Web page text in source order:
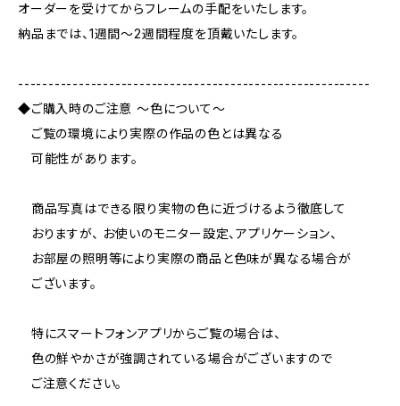
オーダーを受けてからフレームの手配をいたします。
納品までは、1週間～2週間程度を頂戴いたします。
----------------------------------------------------------
◆ご購入時のご注意 ～色について～
ご覧の環境により実際の作品の色とは異なる
可能性があります。
商品写真はできる限り実物の色に近づけるよう徹底して
おりますが、 お使いのモニター設定、アプリケーション、
お部屋の照明等により実際の商品と色味が異なる場合が
ございます。
特にスマートフォンアプリからご覧の場合は、
色の鮮やかさが強調されている場合がございますので
ご注意ください。